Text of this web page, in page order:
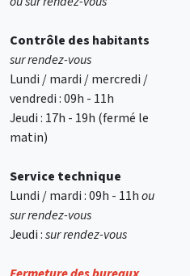
Contrôle des habitants
sur rendez-vous
Lundi / mardi / mercredi /
vendredi : 09h - 11h
Jeudi : 17h - 19h (fermé le
matin)
Service technique
Lundi / mardi : 09h - 11hou
sur rendez-vous
Jeudi :sur rendez-vous